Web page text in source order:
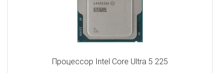
Процессор Intel Core Ultra 5 225